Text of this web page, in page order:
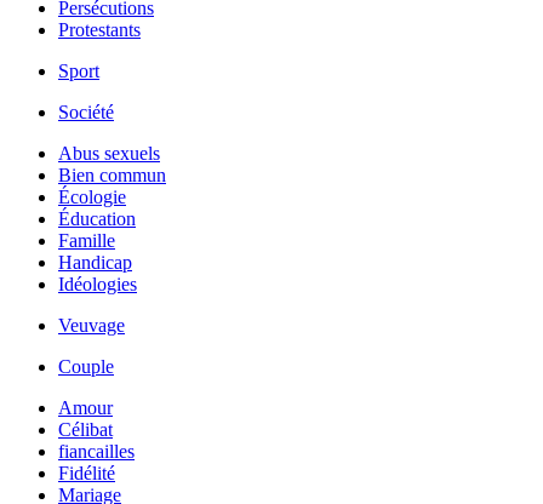
Persécutions
Protestants
Sport
Société
Abus sexuels
Bien commun
Écologie
Éducation
Famille
Handicap
Idéologies
Veuvage
Couple
Amour
Célibat
fiancailles
Fidélité
Mariage